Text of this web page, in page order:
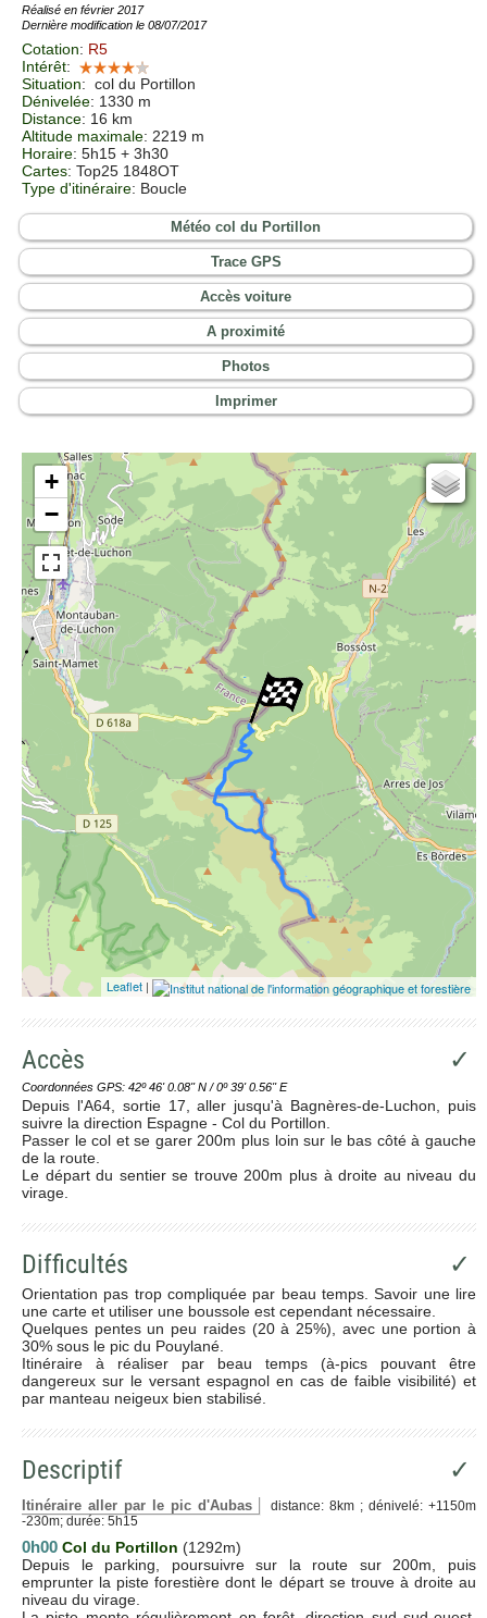
Réalisé en février 2017
Dernière modification le 08/07/2017
Cotation: R5
Intérêt:
Situation: col du Portillon
Dénivelée: 1330 m
Distance: 16 km
Altitude maximale: 2219 m
Horaire: 5h15 + 3h30
Cartes: Top25 1848OT
Type d'itinéraire: Boucle
Météo col du Portillon
Trace GPS
Accès voiture
A proximité
Photos
Imprimer
+
−
Cartes IGN
Open Street Map
ESRI Word Imagery
Leaflet |
Accès ✓
Coordonnées GPS: 42º 46' 0.08'' N / 0º 39' 0.56'' E
Depuis l'A64, sortie 17, aller jusqu'à Bagnères-de-Luchon, puis
suivre la direction Espagne - Col du Portillon.
Passer le col et se garer 200m plus loin sur le bas côté à gauche
de la route.
Le départ du sentier se trouve 200m plus à droite au niveau du
virage.
Difficultés ✓
Orientation pas trop compliquée par beau temps. Savoir une lire
une carte et utiliser une boussole est cependant nécessaire.
Quelques pentes un peu raides (20 à 25%), avec une portion à
30% sous le pic du Pouylané.
Itinéraire à réaliser par beau temps (à-pics pouvant être
dangereux sur le versant espagnol en cas de faible visibilité) et
par manteau neigeux bien stabilisé.
Descriptif ✓
Itinéraire aller par le pic d'Aubas
distance: 8km ; dénivelé: +1150m
-230m; durée: 5h15
0h00 Col du Portillon (1292m)
Depuis le parking, poursuivre sur la route sur 200m, puis
emprunter la piste forestière dont le départ se trouve à droite au
niveau du virage.